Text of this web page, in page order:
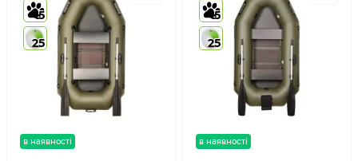
в наявності
5
25
в наявності
5
25